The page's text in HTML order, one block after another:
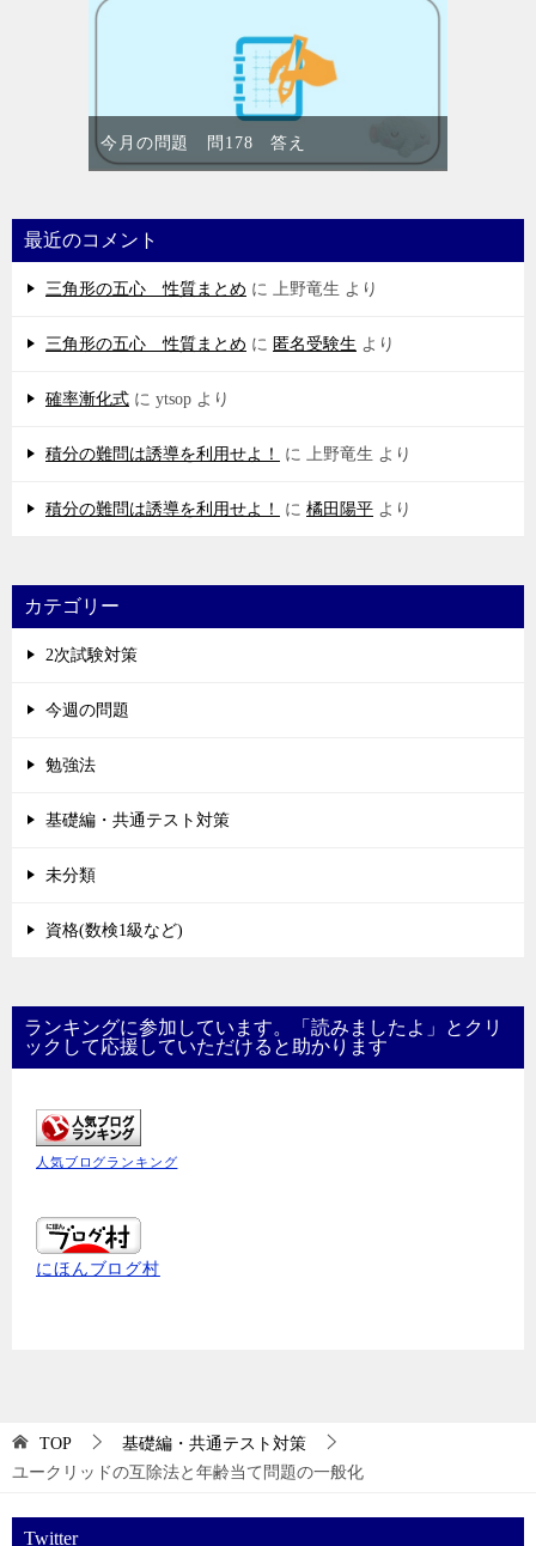
今月の問題 問178 答え
最近のコメント
三角形の五心 性質まとめ に 上野竜生 より
三角形の五心 性質まとめ に 匿名受験生 より
確率漸化式 に ytsop より
積分の難問は誘導を利用せよ！ に 上野竜生 より
積分の難問は誘導を利用せよ！ に 橘田陽平 より
カテゴリー
2次試験対策
今週の問題
勉強法
基礎編・共通テスト対策
未分類
資格(数検1級など)
ランキングに参加しています。「読みましたよ」とクリ
ックして応援していただけると助かります
人気ブログランキング
にほんブログ村
TOP
基礎編・共通テスト対策
ユークリッドの互除法と年齢当て問題の一般化
Twitter